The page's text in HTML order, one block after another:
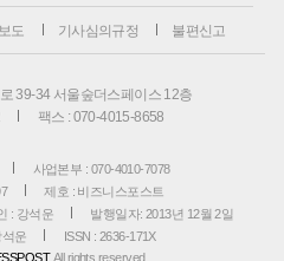
도 기사심의규정 불편신고
39-34 서울숲더스페이스 12층
팩스 : 070-4015-8658
사업본부 : 070-4010-7078
제호 : 비즈니스포스트
: 강석운
발행일자: 2013년 12월 2일
운
ISSN : 2636-171X
. All rights reserved.